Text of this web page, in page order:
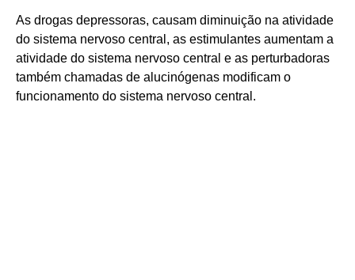
As drogas depressoras, causam diminuição na atividade
do sistema nervoso central, as estimulantes aumentam a
atividade do sistema nervoso central e as perturbadoras
também chamadas de alucinógenas modificam o
funcionamento do sistema nervoso central.